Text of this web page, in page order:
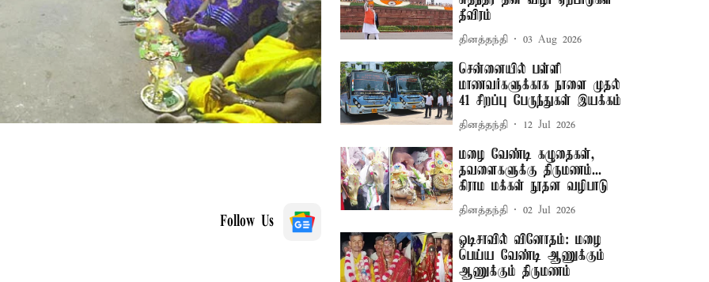
Follow Us
தீவிரம்
தினத்தந்தி 03 Aug 2026
சென்னையில் பள்ளி
மாணவர்களுக்காக நாளை முதல்
41 சிறப்பு பேருந்துகள் இயக்கம்
தினத்தந்தி 12 Jul 2026
மழை வேண்டி கழுதைகள்,
தவளைகளுக்கு திருமணம்...
கிராம மக்கள் நூதன வழிபாடு
தினத்தந்தி 02 Jul 2026
ஒடிசாவில் வினோதம்: மழை
பெய்ய வேண்டி ஆணுக்கும்
ஆணுக்கும் திருமணம்